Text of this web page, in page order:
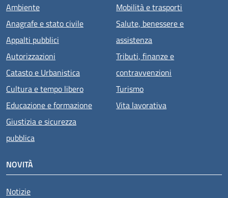
Ambiente
Anagrafe e stato civile
Appalti pubblici
Autorizzazioni
Catasto e Urbanistica
Cultura e tempo libero
Educazione e formazione
Giustizia e sicurezza
pubblica
Mobilità e trasporti
Salute, benessere e
assistenza
Tributi, finanze e
contravvenzioni
Turismo
Vita lavorativa
NOVITÀ
Notizie